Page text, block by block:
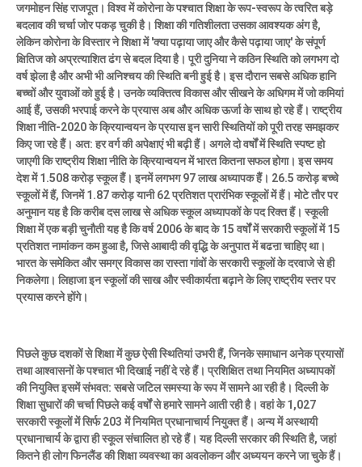
जगमोहन सिंह राजपूत। विश्व में कोरोना के पश्चात शिक्षा के रूप-स्वरूप के त्वरित बड़े
बदलाव की चर्चा जोर पकड़ चुकी है। शिक्षा की गतिशीलता उसका आवश्यक अंग है,
लेकिन कोरोना के विस्तार ने शिक्षा में 'क्या पढ़ाया जाए और कैसे पढ़ाया जाए' के संपूर्ण
क्षितिज को अप्रत्याशित ढंग से बदल दिया है। पूरी दुनिया ने कठिन स्थिति को लगभग दो
वर्ष झेला है और अभी भी अनिश्चय की स्थिति बनी हुई है। इस दौरान सबसे अधिक हानि
बच्चों और युवाओं को हुई है। उनके व्यक्तित्व विकास और सीखने के अधिगम में जो कमियां
आई हैं, उसकी भरपाई करने के प्रयास अब और अधिक ऊर्जा के साथ हो रहे हैं। राष्ट्रीय
शिक्षा नीति-2020 के क्रियान्वयन के प्रयास इन सारी स्थितियों को पूरी तरह समझकर
किए जा रहे हैैं। अत: हर वर्ग की अपेक्षाएं भी बढ़ी हैं। अगले दो वर्षों में स्थिति स्पष्ट हो
जाएगी कि राष्ट्रीय शिक्षा नीति के क्रियान्वयन में भारत कितना सफल होगा। इस समय
देश में 1.508 करोड़ स्कूल हैैं। इनमें लगभग 97 लाख अध्यापक हैैं। 26.5 करोड़ बच्चे
स्कूलों में हैं, जिनमें 1.87 करोड़ यानी 62 प्रतिशत प्रारंभिक स्कूलों में हैं। मोटे तौर पर
अनुमान यह है कि करीब दस लाख से अधिक स्कूल अध्यापकों के पद रिक्त हैं। स्कूली
शिक्षा में एक बड़ी चुनौती यह है कि वर्ष 2006 के बाद के 15 वर्षों में सरकारी स्कूलों में 15
प्रतिशत नामांकन कम हुआ है, जिसे आबादी की वृद्धि के अनुपात में बढऩा चाहिए था।
भारत के समेकित और समग्र विकास का रास्ता गांवों के सरकारी स्कूलों के दरवाजे से ही
निकलेगा। लिहाजा इन स्कूलों की साख और स्वीकार्यता बढ़ाने के लिए राष्ट्रीय स्तर पर
प्रयास करने होंगे।
पिछले कुछ दशकों से शिक्षा में कुछ ऐसी स्थितियां उभरी हैं, जिनके समाधान अनेक प्रयासों
तथा आश्वासनों के पश्चात भी दिखाई नहीं दे रहे हैं। प्रशिक्षित तथा नियमित अध्यापकों
की नियुक्ति इसमें संभवत: सबसे जटिल समस्या के रूप में सामने आ रही है। दिल्ली के
शिक्षा सुधारों की चर्चा पिछले कई वर्षों से हमारे सामने आती रही है। वहां के 1,027
सरकारी स्कूलों में सिर्फ 203 में नियमित प्रधानाचार्य नियुक्त हैं। अन्य में अस्थायी
प्रधानाचार्य के द्वारा ही स्कूल संचालित हो रहे हैं। यह दिल्ली सरकार की स्थिति है, जहां
कितने ही लोग फिनलैंड की शिक्षा व्यवस्था का अवलोकन और अध्ययन करने जा चुके हैं।